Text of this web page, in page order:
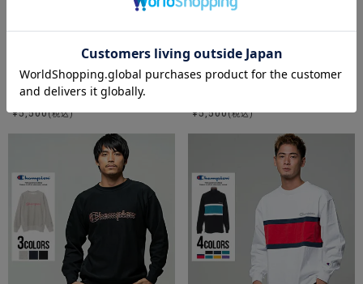
【ポイント10倍】Champion(チャンピオン)Cロゴ刺繍裏毛スウェットプ
¥5,500(税込)
¥5,500(税込)